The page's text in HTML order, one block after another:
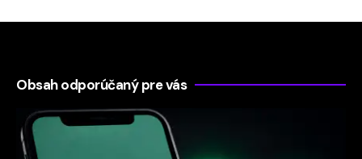
Obsah odporúčaný pre vás